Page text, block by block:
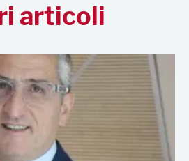
articoli